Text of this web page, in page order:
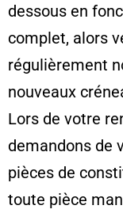
dessous en
complet, alors
régulièrement
nouveaux
Lors de votre
demandons de
pièces de
toute pièce